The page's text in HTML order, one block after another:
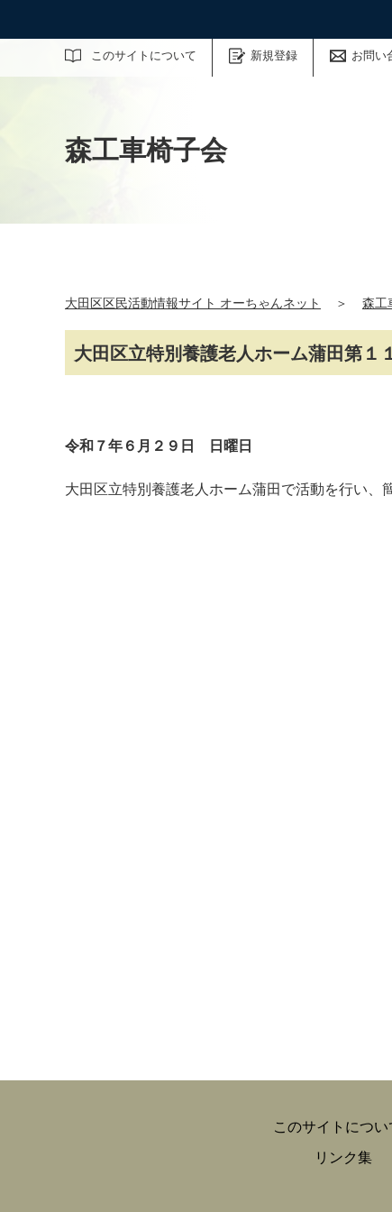
このサイトについて 新規登録 お問い
サイト内検索
森工車椅子会
大田区区民活動情報サイト オーちゃんネット ＞ 森工
大田区立特別養護老人ホーム蒲田第１
令和７年６月２９日 日曜日
大田区立特別養護老人ホーム蒲田で活動を行い、
このサイトについ
リンク集